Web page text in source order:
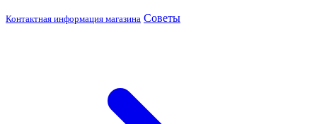
Контактная информация магазина Советы